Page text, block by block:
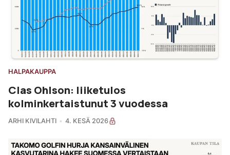
HALPAKAUPPA
Clas Ohlson: liiketulos
kolminkertaistunut 3 vuodessa
ARHI KIVILAHTI 4. KESÄ 2026